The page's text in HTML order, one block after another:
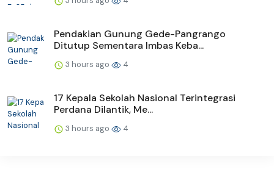
Pendakian Gunung Gede-Pangrango
Ditutup Sementara Imbas Keba...
3 hours ago 4
17 Kepala Sekolah Nasional Terintegrasi
Perdana Dilantik, Me...
3 hours ago 4